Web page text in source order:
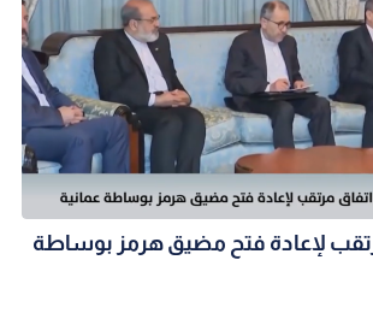
لإعادة فتح مضيق هرمز بوساطة